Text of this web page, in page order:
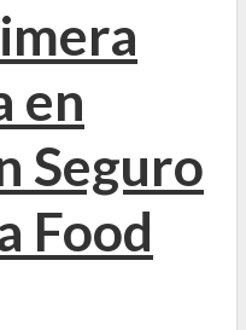
en
Seguro
Food